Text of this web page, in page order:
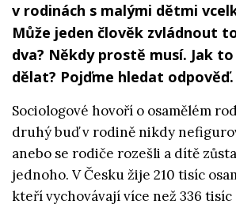
v rodinách s malými dětmi
Může jeden člověk zvládnout
dva? Někdy prostě musí. Jak
dělat? Pojďme hledat odpověď.
Sociologové hovoří o osamělém
druhý buď v rodině nikdy
anebo se rodiče rozešli a dítě
jednoho. V Česku žije 210 tisíc
kteří vychovávají více než 336